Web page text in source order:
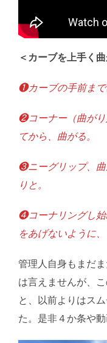
＜カーブを上手く
❶カーブの手前まで
❷コーナー（曲がり
てから、曲がる。
❸ニーグリップ、曲
りと。
❹コーナリングし始
をあげないように
管理人自身もまだ
は言えませんが、
と、以前よりはス
た。是非４か条や